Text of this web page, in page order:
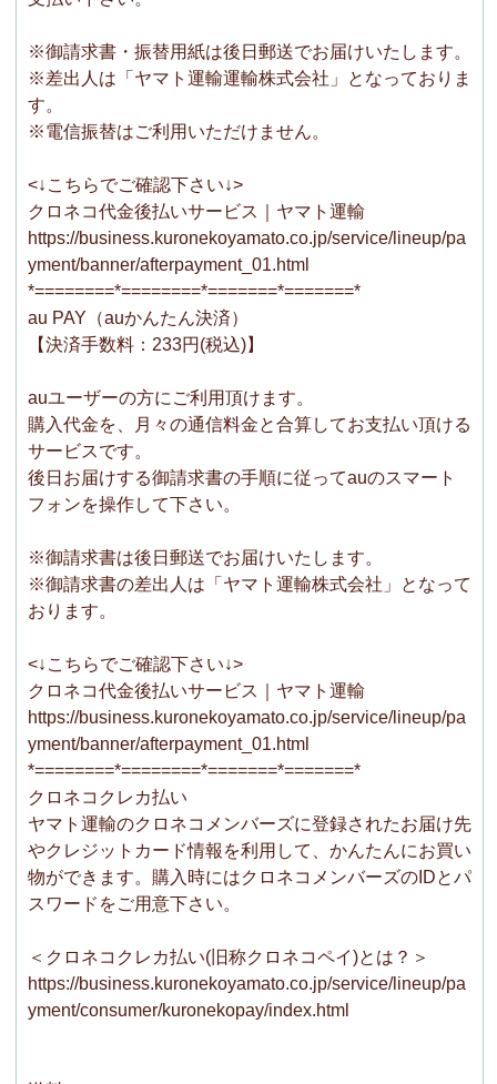
※御請求書・振替用紙は後日郵送でお届けいたします。
※差出人は「ヤマト運輸運輸株式会社」となっておりま
す。
※電信振替はご利用いただけません。
<↓こちらでご確認下さい↓>
クロネコ代金後払いサービス｜ヤマト運輸
https://business.kuronekoyamato.co.jp/service/lineup/pa
yment/banner/afterpayment_01.html
*========*========*=======*=======*
au PAY（auかんたん決済）
【決済手数料：233円(税込)】
auユーザーの方にご利用頂けます。
購入代金を、月々の通信料金と合算してお支払い頂ける
サービスです。
後日お届けする御請求書の手順に従ってauのスマート
フォンを操作して下さい。
※御請求書は後日郵送でお届けいたします。
※御請求書の差出人は「ヤマト運輸株式会社」となって
おります。
<↓こちらでご確認下さい↓>
クロネコ代金後払いサービス｜ヤマト運輸
https://business.kuronekoyamato.co.jp/service/lineup/pa
yment/banner/afterpayment_01.html
*========*========*=======*=======*
クロネコクレカ払い
ヤマト運輸のクロネコメンバーズに登録されたお届け先
やクレジットカード情報を利用して、かんたんにお買い
物ができます。購入時にはクロネコメンバーズのIDとパ
スワードをご用意下さい。
＜クロネコクレカ払い(旧称クロネコペイ)とは？＞
https://business.kuronekoyamato.co.jp/service/lineup/pa
yment/consumer/kuronekopay/index.html